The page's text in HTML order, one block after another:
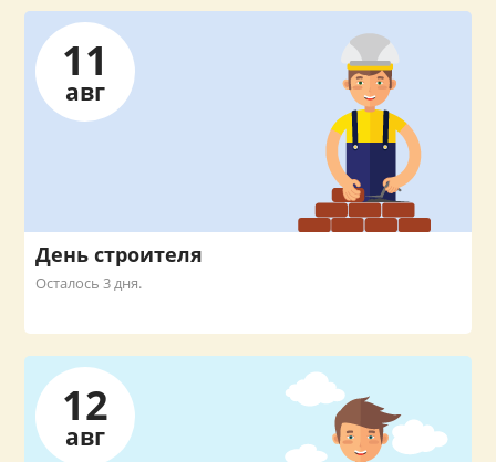
11
авг
День строителя
Осталось 3 дня.
12
авг